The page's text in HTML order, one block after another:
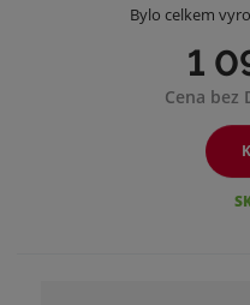
Bylo celkem
1
Cena bez